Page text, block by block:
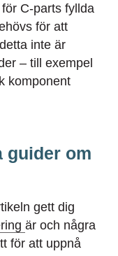
C-parts fyllda
för att
inte är
– till exempel
komponent
guider om
gett dig
är och några
för att uppnå